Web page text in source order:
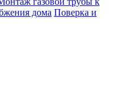
дома Поверка и